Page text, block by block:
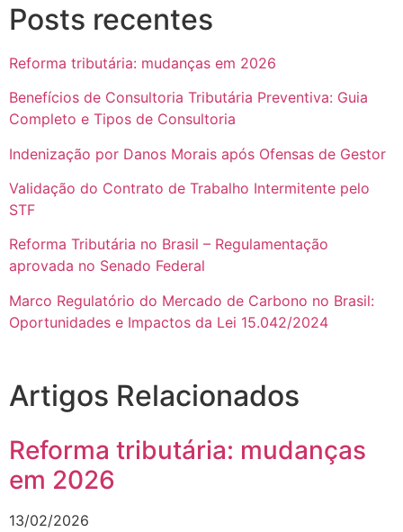
Posts recentes
Reforma tributária: mudanças em 2026
Benefícios de Consultoria Tributária Preventiva: Guia
Completo e Tipos de Consultoria
Indenização por Danos Morais após Ofensas de Gestor
Validação do Contrato de Trabalho Intermitente pelo
STF
Reforma Tributária no Brasil – Regulamentação
aprovada no Senado Federal
Marco Regulatório do Mercado de Carbono no Brasil:
Oportunidades e Impactos da Lei 15.042/2024
Artigos Relacionados
Reforma tributária: mudanças
em 2026
13/02/2026